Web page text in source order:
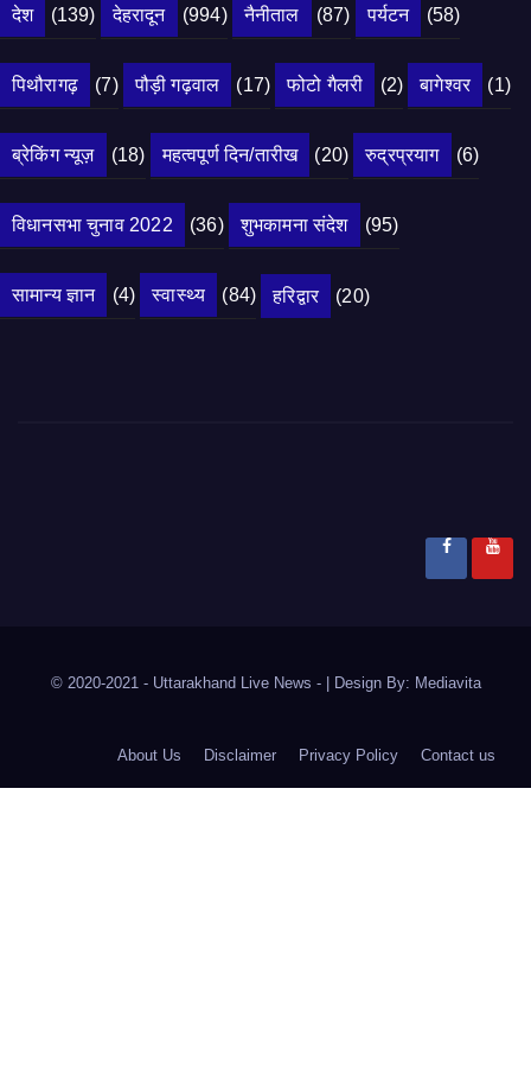
देश (139) देहरादून (994) नैनीताल (87) पर्यटन (58)
पिथौरागढ़ (7) पौड़ी गढ़वाल (17) फोटो गैलरी (2) बागेश्वर (1)
ब्रेकिंग न्यूज़ (18) महत्वपूर्ण दिन/तारीख (20) रुद्रप्रयाग (6)
विधानसभा चुनाव 2022 (36) शुभकामना संदेश (95)
सामान्य ज्ञान (4) स्वास्थ्य (84) हरिद्वार (20)
© 2020-2021 - Uttarakhand Live News - Design By: Mediavita
About Us Disclaimer Privacy Policy Contact us